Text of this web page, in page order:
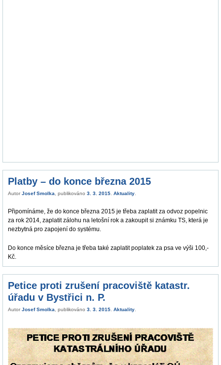
Platby – do konce března 2015
Autor Josef Smolka, publikováno 3. 3. 2015. Aktuality.
Připomínáme, že do konce března 2015 je třeba zaplatit za odvoz popelnic
za rok 2014, zaplatit zálohu na letošní rok a zakoupit si známku TS, která je
nezbytná pro zapojení do systému.
Do konce měsíce března je třeba také zaplatit poplatek za psa ve výši 100,-
Kč.
Petice proti zrušení pracoviště katastr.
úřadu v Bystřici n. P.
Autor Josef Smolka, publikováno 3. 3. 2015. Aktuality.